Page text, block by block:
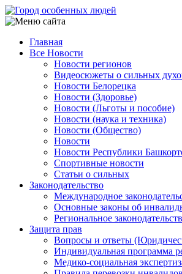
Перейти
к
содержанию
Main
navigation
Главная
Все Новости
Новости регионов
Видеосюжеты о сильных
Новости Белорецка
Новости (Здоровье)
Новости (Льготы и пособие)
Новости (наука и техника)
Новости (Общество)
Новости
Новости Республики
Спортивные новости
Статьи о сильных
Законодательство
Международное
Основные законы об
Региональное
Защита прав
Вопросы и ответы
Индивидуальная программа
Медико-социальная